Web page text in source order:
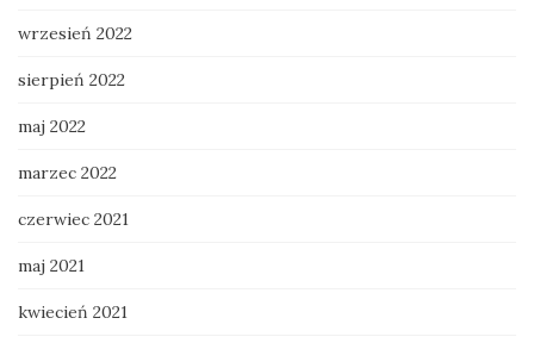
wrzesień 2022
sierpień 2022
maj 2022
marzec 2022
czerwiec 2021
maj 2021
kwiecień 2021